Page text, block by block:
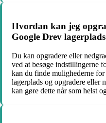
Hvordan kan jeg
Google Drev
Du kan opgradere eller
ved at besøge indstillingerne
kan du finde mulighederne
lagerplads og opgradere eller
kan gøre dette når som helst